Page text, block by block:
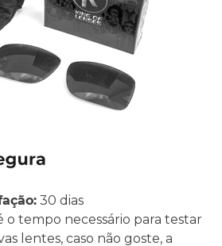
30 dias
o tempo necessário para testar
lentes, caso não goste, a